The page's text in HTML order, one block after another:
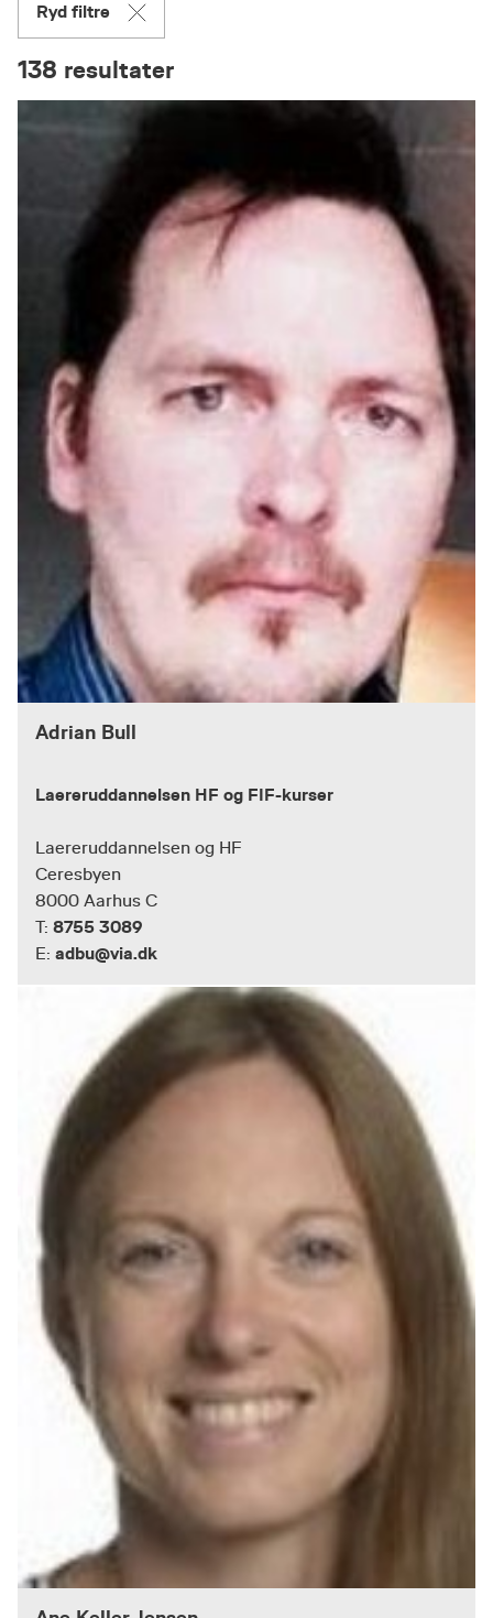
Ryd filtre
138 resultater
Adrian Bull
Laereruddannelsen HF og FIF-kurser
Laereruddannelsen og HF
Ceresbyen
8000 Aarhus C
T: 8755 3089
E: adbu@via.dk